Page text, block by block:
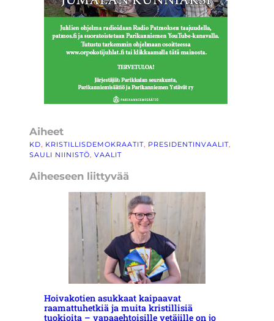
Aiheet
KD, KRISTILLISDEMOKRAATIT, PRESIDENTINVAALIT
SAULI NIINISTÖ, VAALIT
Aiheeseen liittyvää
Hoivakotien asukkaat kaipaavat
raamattuhetkiä ja muita kristillisiä
tuokioita – vapaaehtoisille vetäjille on jo